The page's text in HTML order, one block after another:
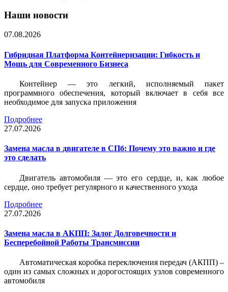
Наши новости
07.08.2026
Гибридная Платформа Контейнеризации: Гибкость и
Мощь для Современного Бизнеса
Контейнер — это легкий, исполняемый пакет
программного обеспечения, который включает в себя все
необходимое для запуска приложения
Подробнее
27.07.2026
Замена масла в двигателе в СПб: Почему это важно и где
это сделать
Двигатель автомобиля — это его сердце, и, как любое
сердце, оно требует регулярного и качественного ухода
Подробнее
27.07.2026
Замена масла в АКПП: Залог Долговечности и
Бесперебойной Работы Трансмиссии
Автоматическая коробка переключения передач (АКПП) –
один из самых сложных и дорогостоящих узлов современного
автомобиля